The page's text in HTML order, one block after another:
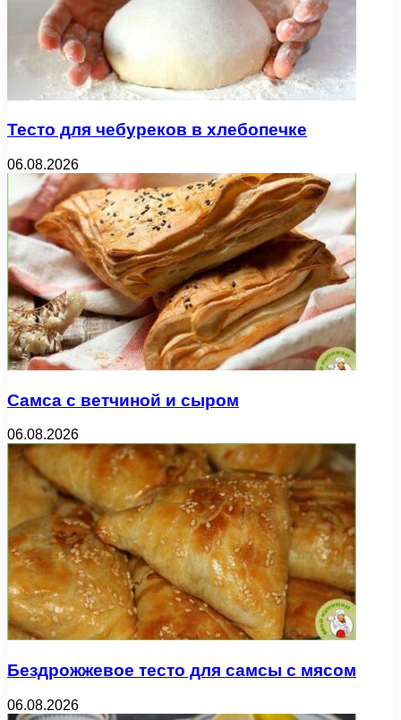
Тесто для чебуреков в хлебопечке
06.08.2026
Самса с ветчиной и сыром
06.08.2026
Бездрожжевое тесто для самсы с мясом
06.08.2026